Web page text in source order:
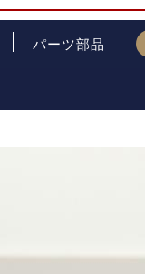
パーツ部品